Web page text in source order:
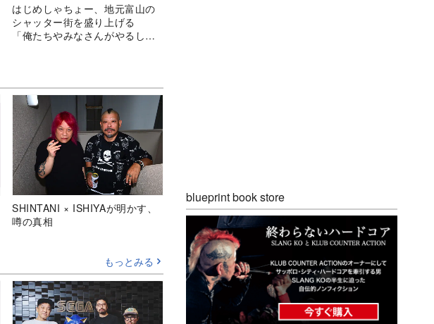
はじめしゃちょー、地元富山の
シャッター街を盛り上げる
「俺たちやみなさんがやるしか
SHINTANI × ISHIYAが明かす、
噂の真相
もっとみる
blueprint book store